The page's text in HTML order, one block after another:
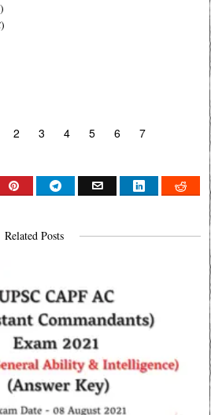
2 3 4 5 6 7
Related Posts